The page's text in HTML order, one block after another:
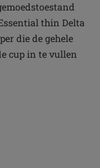
thin Delta
die de gehele
cup in te vullen